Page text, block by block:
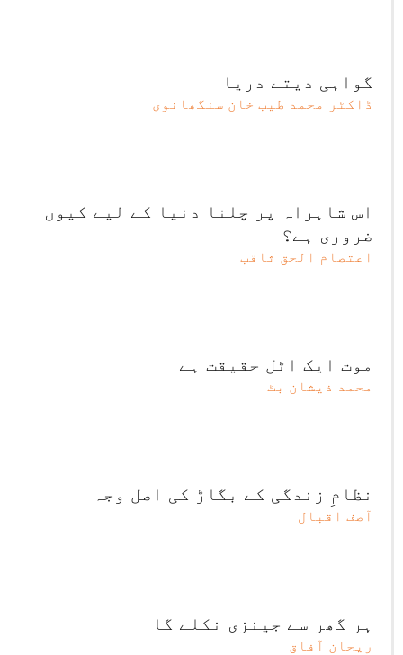
گواہی دیتے دریا
ڈاکٹر محمد طیب خان سنگھانوی
اس شاہراہ پر چلنا دنیا کے لیے کیوں
ضروری ہے؟
اعتصام الحق ثاقب
موت ایک اٹل حقیقت ہے
محمد ذیشان بٹ
نظامِ زندگی کے بگاڑ کی اصل وجہ
آصف اقبال
ہر گھر سے جینزی نکلے گا
ریحان آفاق